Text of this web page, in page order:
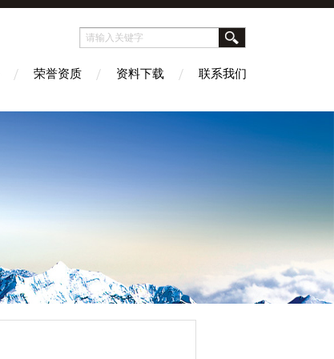
荣誉资质 资料下载 联系我们